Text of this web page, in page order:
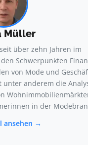
Müller
über zehn Jahren im
Schwerpunkten
von Mode und
anderem die
in der
ansehen →